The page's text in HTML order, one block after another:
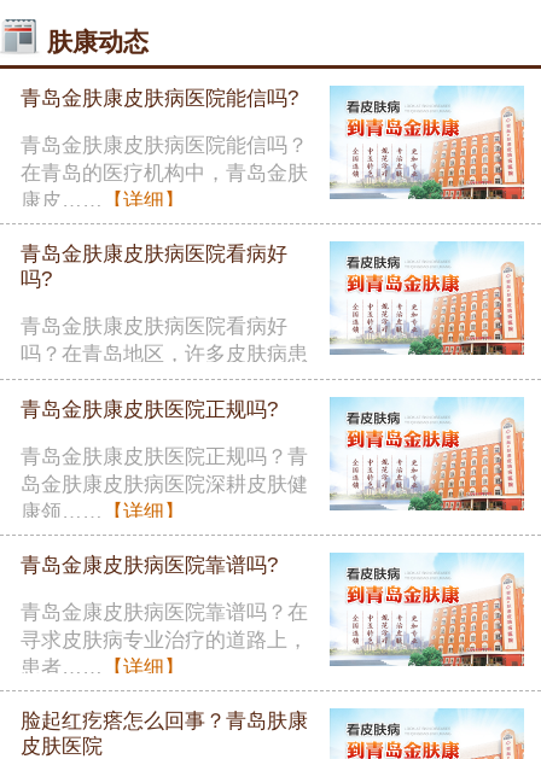
肤康动态
青岛金肤康皮肤病医院能信吗?
青岛金肤康皮肤病医院能信吗？
在青岛的医疗机构中，青岛金肤
康皮…… 【详细】
青岛金肤康皮肤病医院看病好
吗?
青岛金肤康皮肤病医院看病好
吗？在青岛地区，许多皮肤病患
者在……【详细】
青岛金肤康皮肤医院正规吗?
青岛金肤康皮肤医院正规吗？青
岛金肤康皮肤病医院深耕皮肤健
康领…… 【详细】
青岛金康皮肤病医院靠谱吗?
青岛金康皮肤病医院靠谱吗？在
寻求皮肤病专业治疗的道路上，
患者…… 【详细】
脸起红疙瘩怎么回事？青岛肤康
皮肤医院